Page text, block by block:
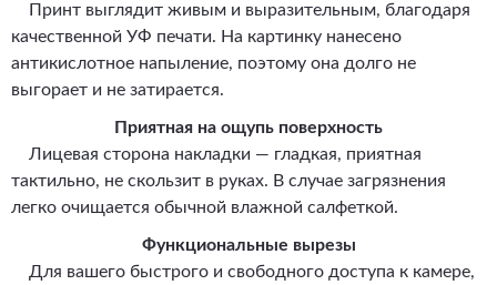
Принт выглядит живым и выразительным, благодаря
качественной УФ печати. На картинку нанесено
антикислотное напыление, поэтому она долго не
выгорает и не затирается.
Приятная на ощупь поверхность
Лицевая сторона накладки — гладкая, приятная
тактильно, не скользит в руках. В случае загрязнения
легко очищается обычной влажной салфеткой.
Функциональные вырезы
Для вашего быстрого и свободного доступа к камере,